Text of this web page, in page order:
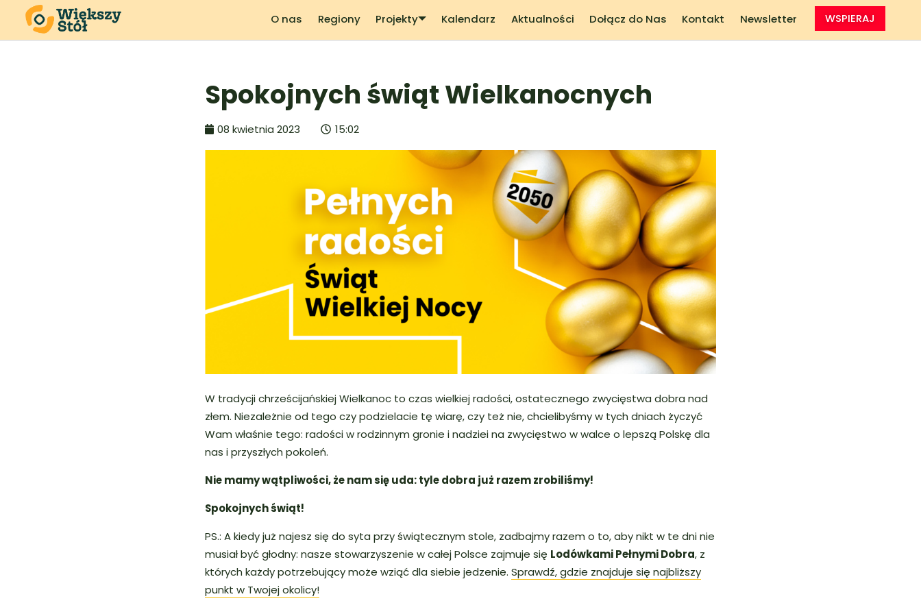
O nas Regiony Projekty Kalendarz Aktualności Dołącz do Nas Kontakt Newsletter WSPIERAJ
Spokojnych świąt Wielkanocnych
08 kwietnia 2023 15:02
W tradycji chrześcijańskiej Wielkanoc to czas wielkiej radości, ostatecznego zwycięstwa dobra nad
złem. Niezależnie od tego czy podzielacie tę wiarę, czy też nie, chcielibyśmy w tych dniach życzyć
Wam właśnie tego: radości w rodzinnym gronie i nadziei na zwycięstwo w walce o lepszą Polskę dla
nas i przyszłych pokoleń.
Nie mamy wątpliwości, że nam się uda: tyle dobra już razem zrobiliśmy!
Spokojnych świąt!
PS.: A kiedy już najesz się do syta przy świątecznym stole, zadbajmy razem o to, aby nikt w te dni nie
musiał być głodny: nasze stowarzyszenie w całej Polsce zajmuje się Lodówkami Pełnymi Dobra, z
których każdy potrzebujący może wziąć dla siebie jedzenie. Sprawdź, gdzie znajduje się najbliższy
punkt w Twojej okolicy!